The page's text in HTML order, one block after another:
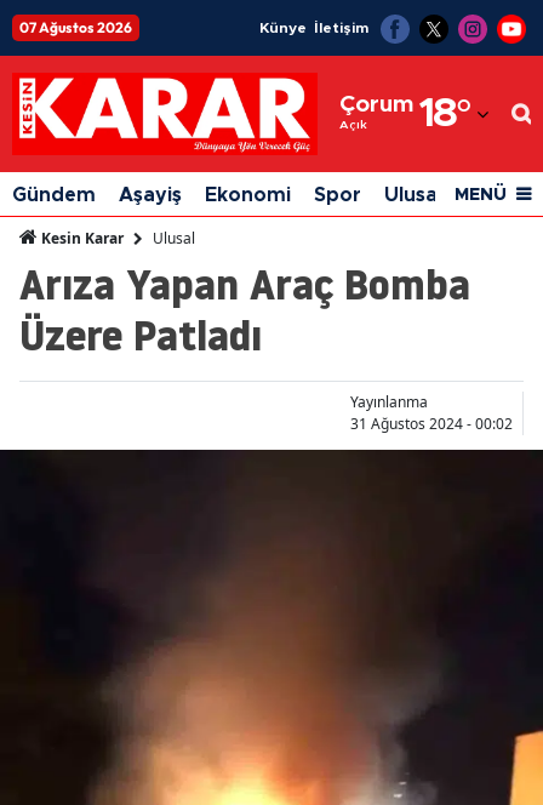
07 Ağustos 2026 Künye İletişim
Çorum
Açık 18°
Adıyaman
Afyonkarahisar
Ağrı
Amasya
Artvin
Burdur
Gündem Aşayiş Ekonomi Spor Ulusal Siyaset
MENÜ
Kesin Karar Ulusal
Arıza Yapan Araç Bomba
Üzere Patladı
Yayınlanma
31 Ağustos 2024 - 00:02